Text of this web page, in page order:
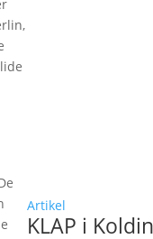
Artikel
KLAP i